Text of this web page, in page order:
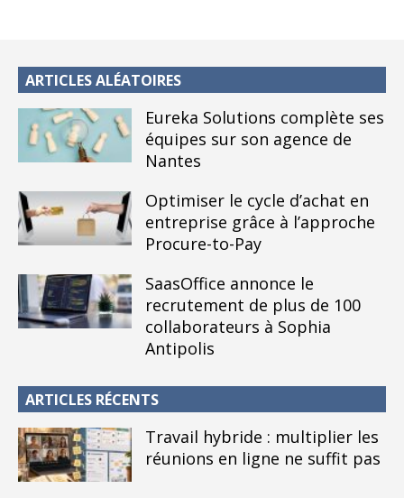
ARTICLES ALÉATOIRES
Eureka Solutions complète ses
équipes sur son agence de
Nantes
Optimiser le cycle d’achat en
entreprise grâce à l’approche
Procure-to-Pay
SaasOffice annonce le
recrutement de plus de 100
collaborateurs à Sophia
Antipolis
ARTICLES RÉCENTS
Travail hybride : multiplier les
réunions en ligne ne suffit pas